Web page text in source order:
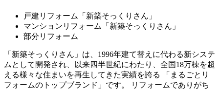
戸建リフォーム「新築そっくりさん」
マンションリフォーム「新築そっくりさん」
部分リフォーム
「新築そっくりさん」は、1996年建て替えに代わる新システ
ムとして開発され、以来四半世紀にわたり、全国18万棟を超
える様々な住まいを再生してきた実績を誇る 「まるごとリ
フォームのトップブランド」です。 リフォームでありがち